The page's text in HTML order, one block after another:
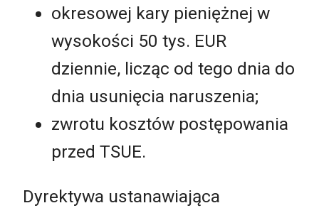
okresowej kary pieniężnej w
wysokości 50 tys. EUR
dziennie, licząc od tego dnia do
dnia usunięcia naruszenia;
zwrotu kosztów postępowania
przed TSUE.
Dyrektywa ustanawiająca